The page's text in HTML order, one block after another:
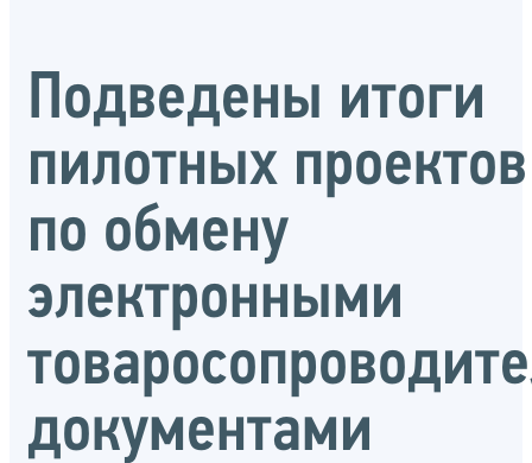
Подведены итоги
пилотных проектов
по обмену
электронными
документами